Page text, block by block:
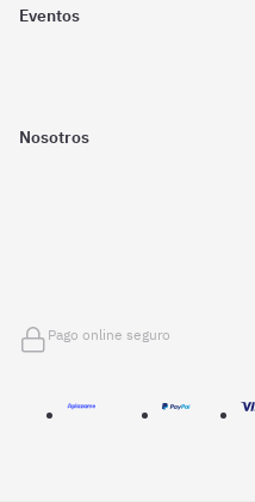
Eventos
Nosotros
Pago online seguro